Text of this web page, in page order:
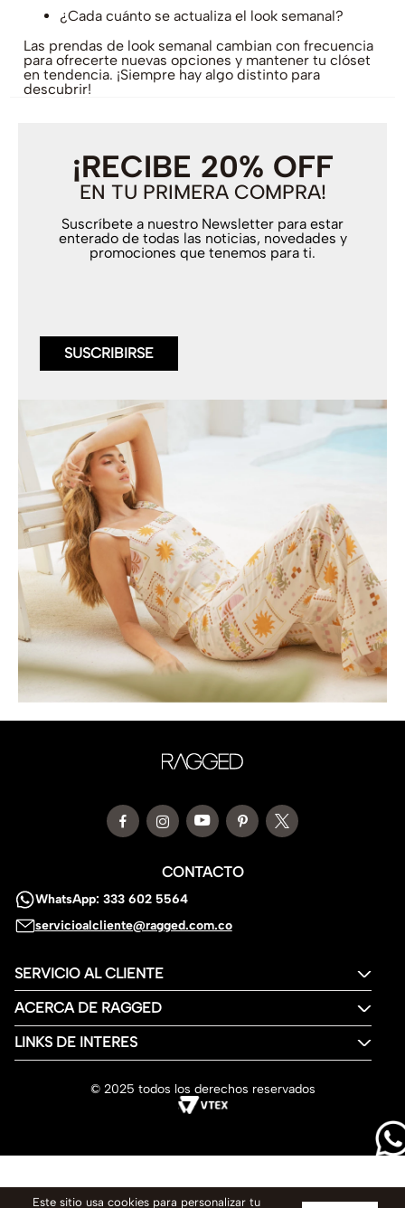
¿Cada cuánto se actualiza el look semanal?
Las prendas de look semanal cambian con frecuencia
para ofrecerte nuevas opciones y mantener tu clóset
en tendencia. ¡Siempre hay algo distinto para
descubrir!
¡RECIBE 20% OFF
EN TU PRIMERA COMPRA!
Suscríbete a nuestro Newsletter para estar
enterado de todas las noticias, novedades y
promociones que tenemos para ti.
SUSCRIBIRSE
CONTACTO
WhatsApp: 333 602 5564
servicioalcliente@ragged.com.co
SERVICIO AL CLIENTE
ACERCA DE RAGGED
LINKS DE INTERES
© 2025 todos los derechos reservados
Este sitio usa cookies para personalizar tu